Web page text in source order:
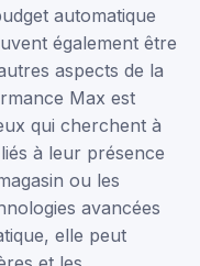
automatique
également être
aspects de la
Max est
qui cherchent à
à leur présence
ou les
avancées
elle peut